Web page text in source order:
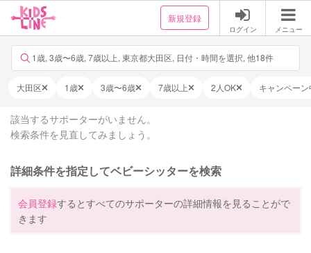
新規登録
ログイン メニュー
1歳, 3歳〜6歳, 7歳以上, 東京都大田区, 日付・時間を選択, 他18件
大田区 1歳 3歳〜6歳 7歳以上 2人OK キャンペーン
該当するサポーターがいません。
検索条件を見直してみましょう。
詳細条件を指定してベビーシッターを検索
会員登録するとすべてのサポーターの詳細情報を見ることがで
きます